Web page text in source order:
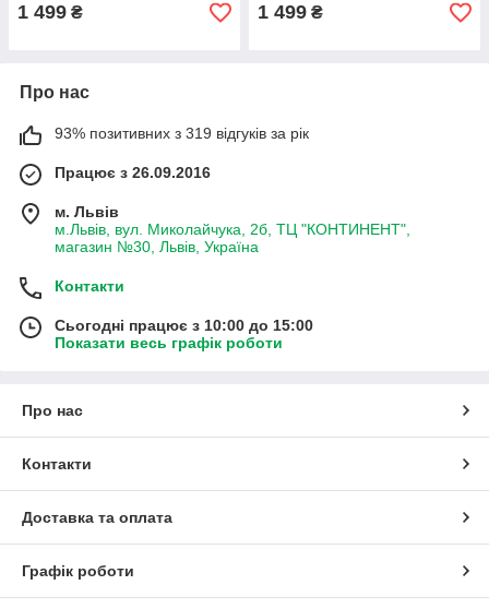
1 499 ₴ 1 499 ₴
Про нас
93% позитивних з 319 відгуків за рік
Працює з 26.09.2016
м. Львів
м.Львів, вул. Миколайчука, 2б, ТЦ "КОНТИНЕНТ",
магазин №30, Львів, Україна
Контакти
Сьогодні працює з 10:00 до 15:00
Показати весь графік роботи
Про нас
Контакти
Доставка та оплата
Графік роботи